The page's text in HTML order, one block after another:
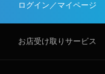
ログイン／マイページ
お店受け取りサービス